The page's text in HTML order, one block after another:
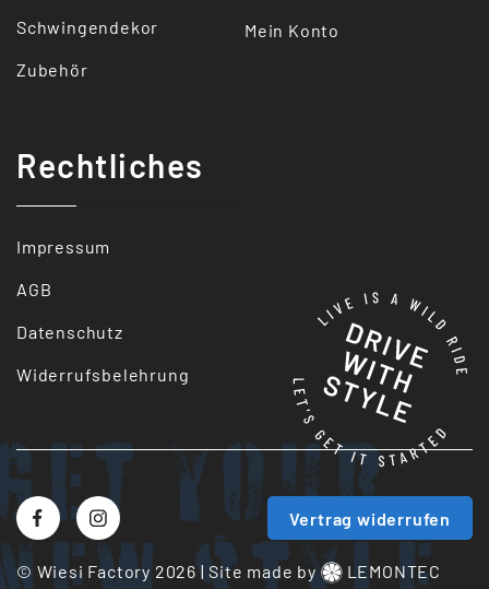
Schwingendekor
Zubehör
Mein Konto
Rechtliches
Impressum
AGB
Datenschutz
Widerrufsbelehrung
© Wiesi Factory 2026|Site made by LEMONTEC
Vertrag widerrufen
your